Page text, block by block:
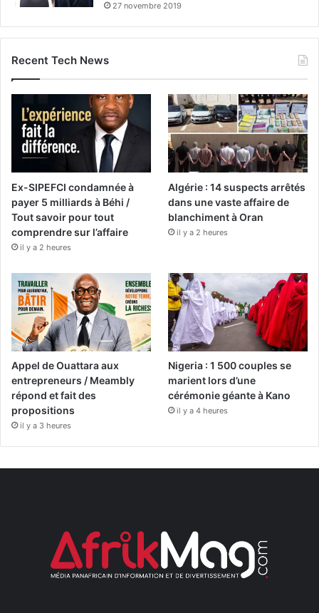
27 novembre 2019
Recent Tech News
Ex-SIPEFCI condamnée à
payer 5 milliards à Béhi /
Tout savoir pour tout
comprendre sur l’affaire
il y a 2 heures
Algérie : 14 suspects arrêtés
dans une vaste affaire de
blanchiment à Oran
il y a 2 heures
Appel de Ouattara aux
entrepreneurs / Meambly
répond et fait des
propositions
il y a 3 heures
Nigeria : 1 500 couples se
marient lors d’une
cérémonie géante à Kano
il y a 4 heures